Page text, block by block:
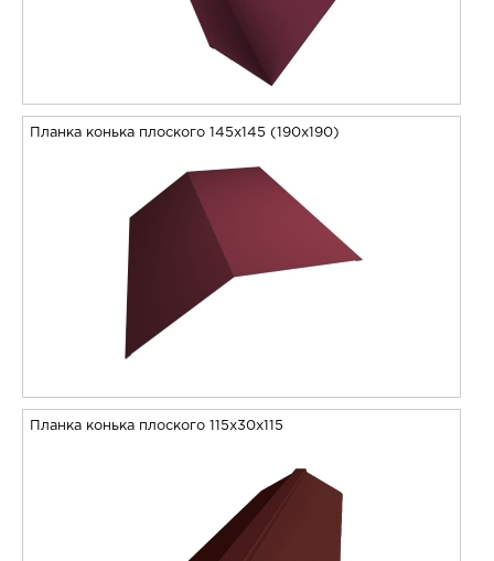
Планка конька плоского 145х145 (190х190)
Планка конька плоского 115х30х115